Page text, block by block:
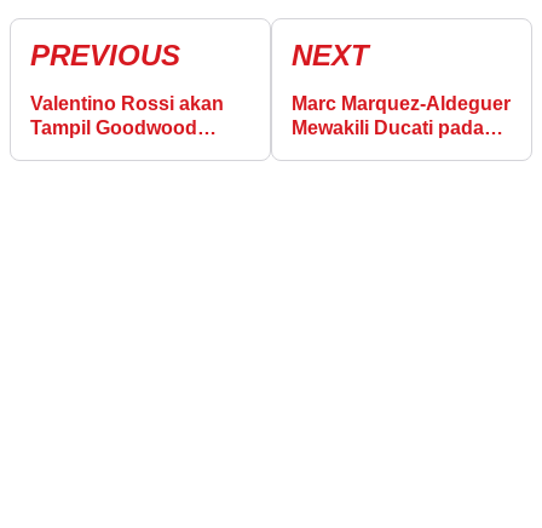
PREVIOUS
Valentino Rossi akan
Tampil Goodwood
NEXT
Marc Marquez-Aldeguer
Mewakili Ducati pada